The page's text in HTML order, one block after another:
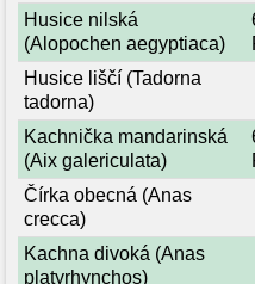
Husice nilská
(Alopochen aegyptiaca)
Husice liščí (Tadorna
tadorna)
Kachnička mandarinská
(Aix galericulata)
Čírka obecná (Anas
crecca)
Kachna divoká (Anas
platyrhynchos)